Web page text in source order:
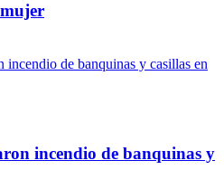
incendio de banquinas y